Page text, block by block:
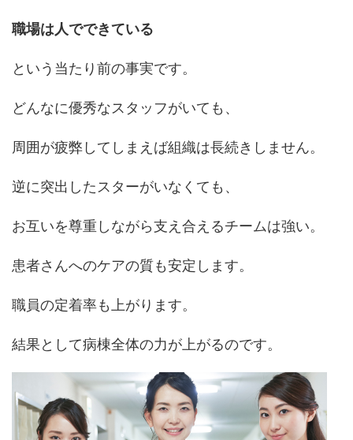
職場は人でできている
という当たり前の事実です。
どんなに優秀なスタッフがいても、
周囲が疲弊してしまえば組織は長続きしません。
逆に突出したスターがいなくても、
お互いを尊重しながら支え合えるチームは強い。
患者さんへのケアの質も安定します。
職員の定着率も上がります。
結果として病棟全体の力が上がるのです。